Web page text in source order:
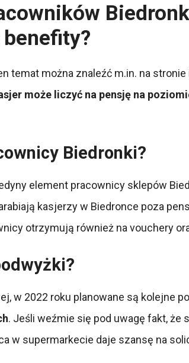
temat można znaleźć m.in. na
może liczyć na pensję na
Biedronki?
element pracownicy sklepów
kasjerzy w Biedronce poza
otrzymują również na vouchery
w 2022 roku planowane są kolejne
. Jeśli weźmie się pod uwagę fakt, że
w supermarkecie daje szansę na